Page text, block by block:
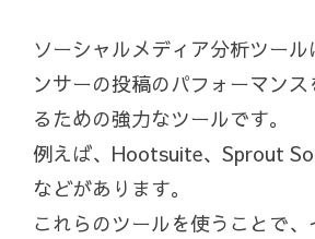
ソーシャルメディア分析ツー
ンサーの投稿のパフォーマン
るための強力なツールです。
例えば、Hootsuite、Sprout
などがあります。
これらのツールを使うことで、